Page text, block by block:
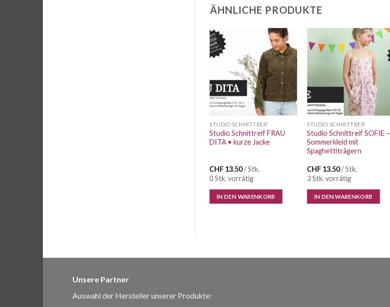
ÄHNLICHE PRODUKTE
Auf die
Wunschliste
STUDIO SCHNITTREIF
Studio Schnittreif FRAU
DITA • kurze Jacke
CHF 13.50/ Stk.
0 Stk. vorrätig
IN DEN WARENKORB
Auf die
Wunschliste
STUDIO SCHNITTREIF
Studio Schnittreif SOFIE –
Sommerkleid mit
Spaghettiträgern
CHF 13.50/ Stk.
3 Stk. vorrätig
IN DEN WARENKORB
Unsere Partner
Auswahl der Hersteller unserer Produkte: